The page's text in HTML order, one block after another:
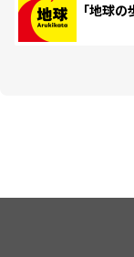
「地球